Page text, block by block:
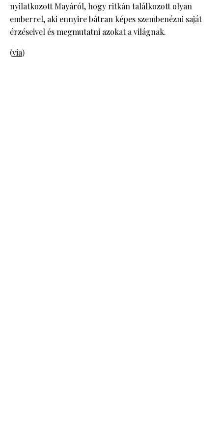
nyilatkozott Mayáról, hogy ritkán találkozott olyan
emberrel, aki ennyire bátran képes szembenézni saját
érzéseivel és megmutatni azokat a világnak.
(via)